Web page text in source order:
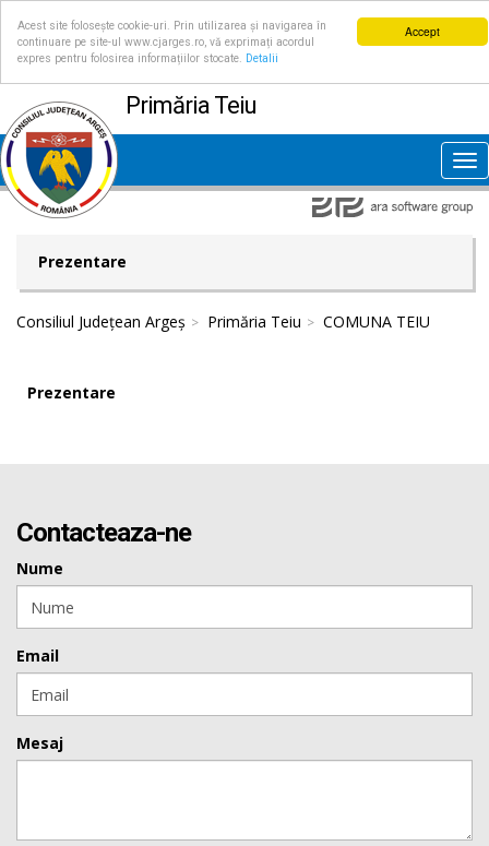
Accept
Acest site folosește cookie-uri. Prin utilizarea și navigarea în
continuare pe site-ul www.cjarges.ro, vă exprimați acordul
expres pentru folosirea informațiilor stocate.
Detalii
Primăria Teiu
Prezentare
Consiliul Județean Argeș Primăria Teiu COMUNA TEIU
Prezentare
Contacteaza-ne
Nume
Email
Mesaj